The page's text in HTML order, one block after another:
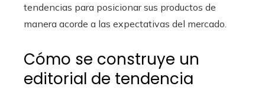
tendencias para posicionar sus productos de
manera acorde a las expectativas del mercado.
Cómo se construye un
editorial de tendencia